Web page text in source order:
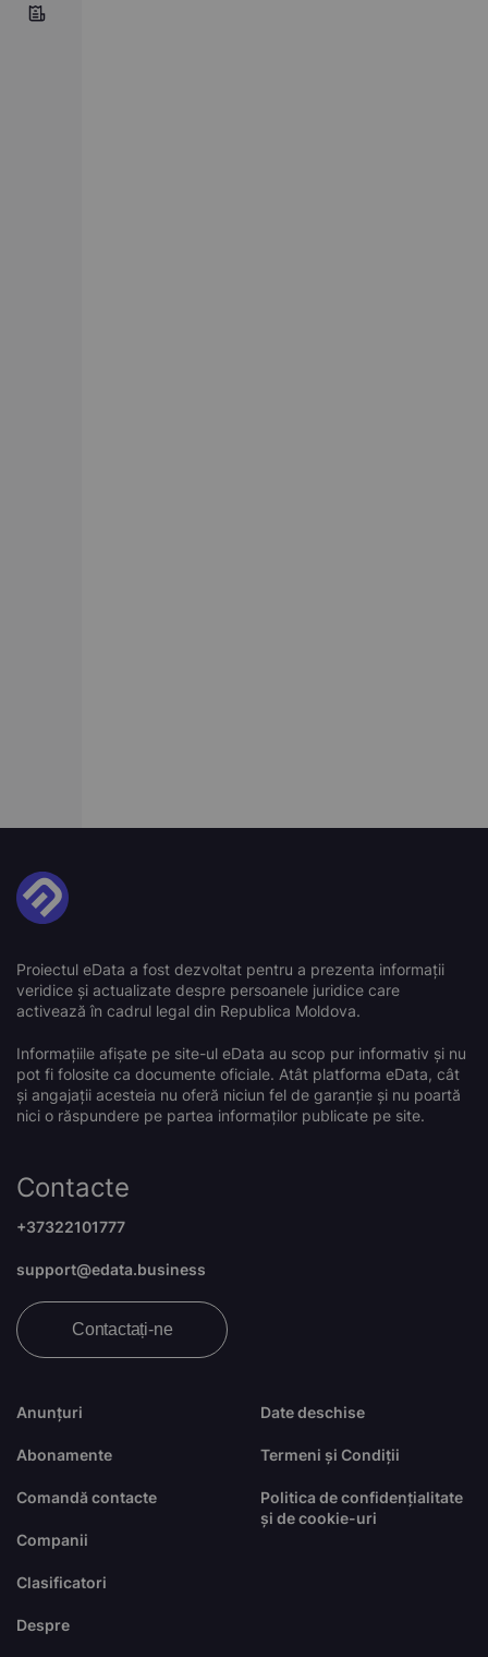
Proiectul eData a fost dezvoltat pentru a prezenta informații
veridice și actualizate despre persoanele juridice care
activează în cadrul legal din Republica Moldova.
Informațiile afișate pe site-ul eData au scop pur informativ și nu
pot fi folosite ca documente oficiale. Atât platforma eData, cât
și angajații acesteia nu oferă niciun fel de garanție și nu poartă
nici o răspundere pe partea informaților publicate pe site.
Anunțuri
Abonamente
Comandă contacte
Companii
Clasificatori
Despre
Date deschise
Termeni și Condiții
Politica de confidențialitate
și de cookie-uri
Contacte
+37322101777
support@edata.business
Contactați-ne